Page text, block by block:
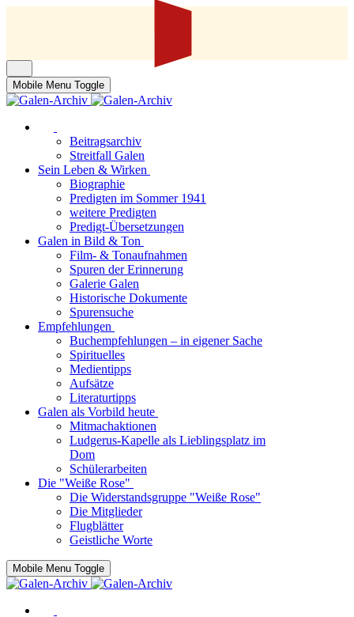
Mobile Menu Toggle
Beitragsarchiv
Streitfall Galen
Sein Leben & Wirken
Biographie
Predigten im Sommer 1941
weitere Predigten
Predigt-Übersetzungen
Galen in Bild & Ton
Film- & Tonaufnahmen
Spuren der Erinnerung
Galerie Galen
Historische Dokumente
Spurensuche
Empfehlungen
Buchempfehlungen – in eigener Sache
Spirituelles
Medientipps
Aufsätze
Literaturtipps
Galen als Vorbild heute
Mitmachaktionen
Ludgerus-Kapelle als Lieblingsplatz im
Dom
Schülerarbeiten
Die "Weiße Rose"
Die Widerstandsgruppe "Weiße Rose"
Die Mitglieder
Flugblätter
Geistliche Worte
Mobile Menu Toggle